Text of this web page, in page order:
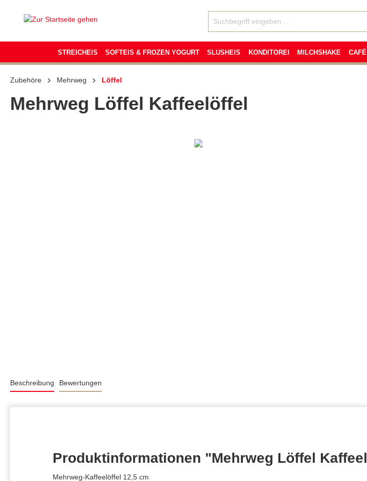
STREICHEIS SOFTEIS & FROZEN YOGURT SLUSHEIS KONDITOREI MILCHSHAKE CAFÉ
Zubehöre Mehrweg Löffel
Mehrweg Löffel Kaffeelöffel
Beschreibung Bewertungen
Produktinformationen "Mehrweg Löffel
Mehrweg-Kaffeelöffel 12,5 cm